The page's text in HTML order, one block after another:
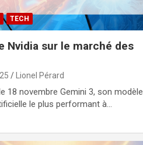
TECH
Nvidia sur le marché des
Lionel Pérard
18 novembre Gemini 3, son modèle
le plus performant à…